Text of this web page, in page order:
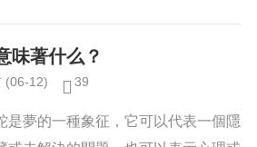
。窗戶風水也是風水傳統典籍中比較
要的一環，它會影響到房間的...
味著什么？
(06-12) 39
是夢的一種象征，它可以代表一個隱